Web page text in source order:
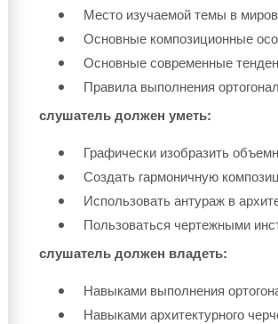
Место изучаемой темы в
Основные композиционные
Основные современные
Правила выполнения
слушатель должен уметь:
Графически изобразить
Создать гармоничную
Использовать антураж в
Пользоваться чертежными
слушатель должен владеть:
Навыками выполнения
Навыками архитектурного